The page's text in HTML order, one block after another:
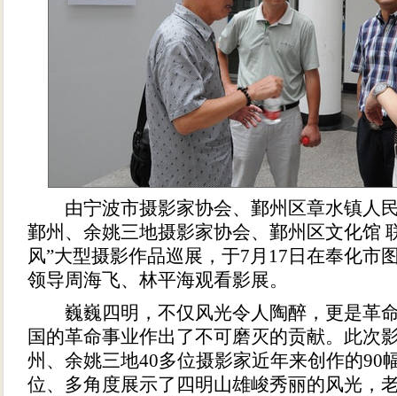
由宁波市摄影家协会、鄞州区章水镇人
鄞州、余姚三地摄影家协会、鄞州区文化馆
风”大型摄影作品巡展，于7月17日在奉化市
领导周海飞、林平海观看影展。
巍巍四明，不仅风光令人陶醉，更是革
国的革命事业作出了不可磨灭的贡献。此次
州、余姚三地40多位摄影家近年来创作的90
位、多角度展示了四明山雄峻秀丽的风光，